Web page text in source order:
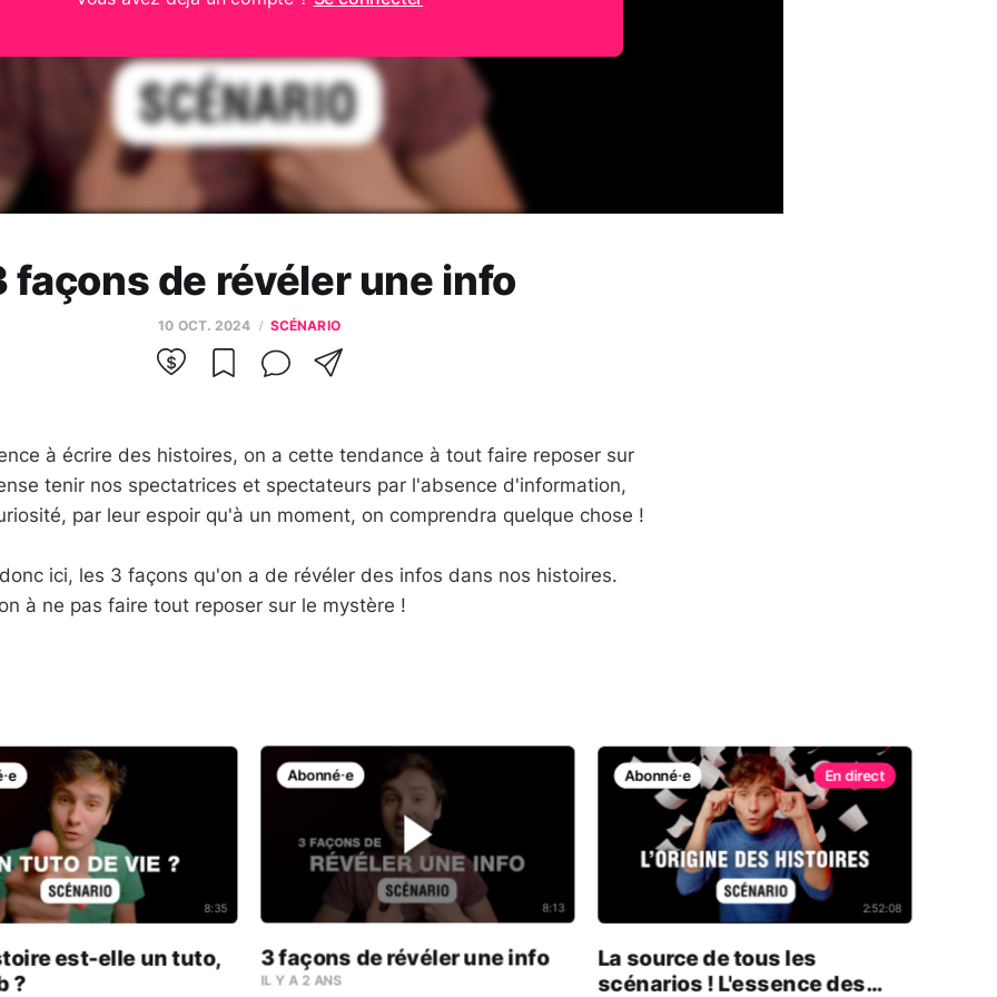
façons de révéler une info
10 OCT. 2024 SCÉNARIO
à écrire des histoires, on a cette tendance à tout faire reposer sur
tenir nos spectatrices et spectateurs par l'absence d'information,
par leur espoir qu'à un moment, on comprendra quelque chose !
ici, les 3 façons qu'on a de révéler des infos dans nos histoires.
à ne pas faire tout reposer sur le mystère !
8:35
est-elle un tuto,
?
8:13
Abonné⸱e
3 façons de révéler une info
IL Y A 2 ANS
2:52:08
Abonné⸱e
La source de tous les
scénarios ! L'essence des